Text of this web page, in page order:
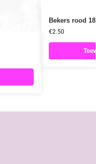
Bekers rood
€2.50